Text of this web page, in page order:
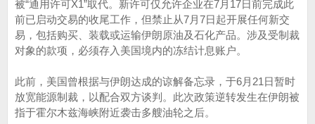
被“通用许可X1”取代。新许可仅允许企业在7月17日前完成此
前已启动交易的收尾工作，但禁止从7月7日起开展任何新交
易，包括购买、装载或运输伊朗原油及石化产品。涉及受制裁
对象的款项，必须存入美国境内的冻结计息账户。
此前，美国曾根据与伊朗达成的谅解备忘录，于6月21日暂时
放宽能源制裁，以配合双方谈判。此次政策逆转发生在伊朗被
指于霍尔木兹海峡附近袭击多艘油轮之后。